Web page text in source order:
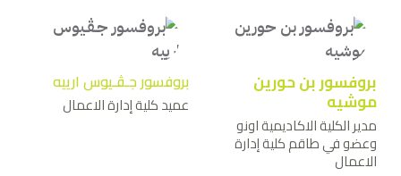
بروفسور بن حورين
موشيه
مدير الكلية الاكاديمية اونو
وعضو في طاقم كلية إدارة
الاعمال
بروفسور جـﭭـيوس ارييه
عميد كلية إدارة الاعمال